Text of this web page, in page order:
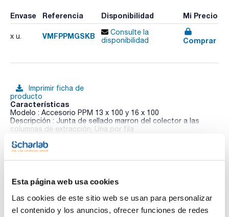
Esta página web usa cookies
Las cookies de este sitio web se usan para personalizar
el contenido y los anuncios, ofrecer funciones de redes
Envase Referencia Disponibilidad Mi Precio
x u. VMFPPMGSKB
Consulte la
disponibilidad
Comprar
Imprimir ficha de
producto
Características
Modelo : Accesorio PPM 13 x 100 y 16 x 100
Descripción : Junta de sellado marron del colector a las
columnas de extracción. Una por fila
Con el fin de obtener una máxima reproducibilidad es
aconsejable el uso de presión positiva o negativa durante
equipos por presión positiva o negativa que permiten ajustar
a cualquier método de extracción en fase sólida.
Ver más
TDS / Ficha técnica
COA